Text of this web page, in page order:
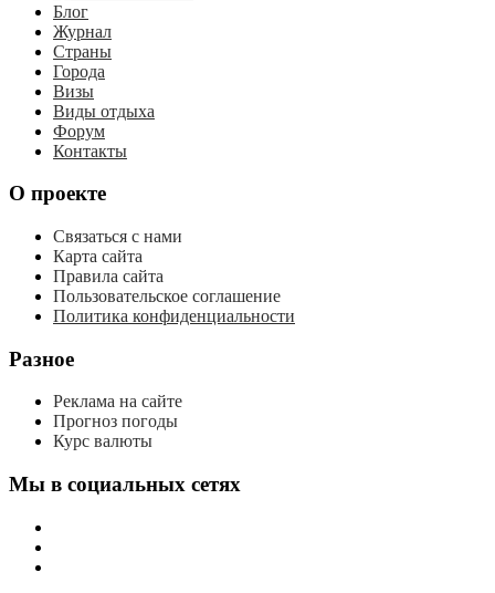
Блог
Журнал
Страны
Города
Визы
Виды отдыха
Форум
Контакты
О проекте
Связаться с нами
Карта сайта
Правила сайта
Пользовательское соглашение
Политика конфиденциальности
Разное
Реклама на сайте
Прогноз погоды
Курс валюты
Мы в социальных сетях